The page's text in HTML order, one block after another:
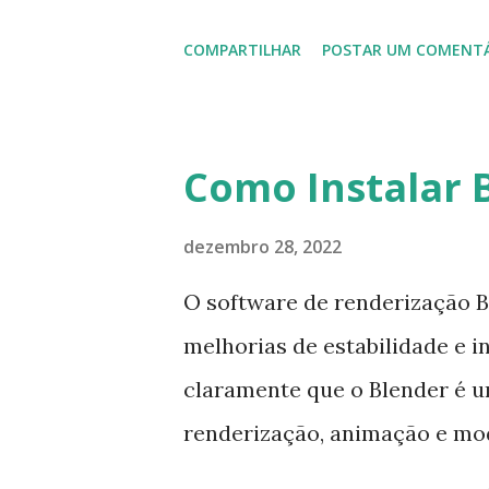
get update $ sudo apt-get
instalar codecs de áudio e
apt-get install --install-
apt-get remove kodi*
COMPARTILHAR POSTAR UM
Como Instalar
dezembro 28, 2022
O software de renderização
melhorias de estabilidade e
claramente que o Blender é
renderização, animação e